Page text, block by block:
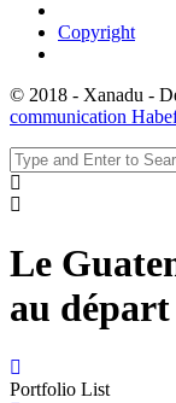
Copyright
© 2018 - Xanadu -
communication
Le
au
Portfolio List